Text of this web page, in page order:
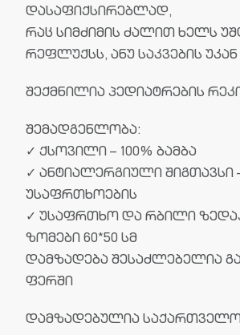
დასაფიქსირებლად,
რაც სიმძიმის ძალით ხელს
რეფლუქსს, ანუ საკვების
შექმნილია პედიატრების
შემადგენლობა:
✓ ქსოვილი – 100% ბამბა
✓ ანტიალერგიული შიგთავსი
უსაფრთხოების
✓ უსაფრთხო და რბილი
ზომები 60*50 სმ
დამზადება შესაძლებელია
ფერში
დამზადებულია